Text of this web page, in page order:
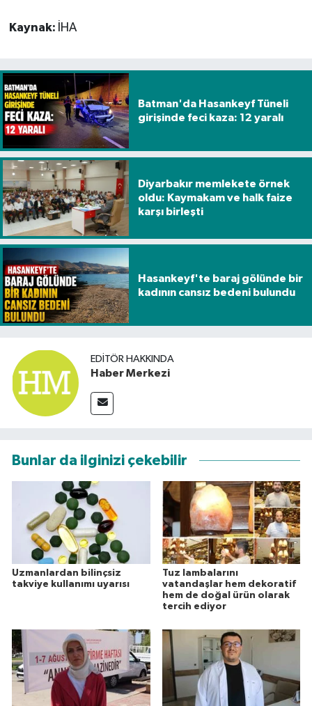
Kaynak: İHA
Batman'da Hasankeyf Tüneli
girişinde feci kaza: 12 yaralı
Diyarbakır memlekete örnek
oldu: Kaymakam ve halk faize
karşı birleşti
Hasankeyf'te baraj gölünde bir
kadının cansız bedeni bulundu
EDITÖR HAKKINDA
Haber Merkezi
Bunlar da ilginizi çekebilir
Uzmanlardan bilinçsiz
takviye kullanımı uyarısı
Tuz lambalarını
vatandaşlar hem dekoratif
hem de doğal ürün olarak
tercih ediyor